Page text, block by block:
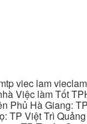
viec lam
Việc làm Tốt
Phủ Hà Giang:
TP Việt Trì